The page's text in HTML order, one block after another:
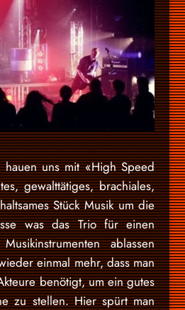
hauen uns mit «High Speed
gewalttätiges, brachiales,
Stück Musik um die
was das Trio für einen
ablassen
einmal mehr, dass man
benötigt, um ein gutes
zu stellen. Hier spürt man